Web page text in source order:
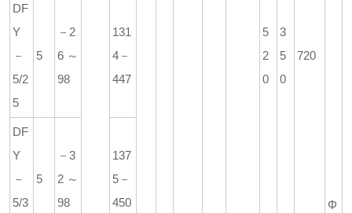
5
2
0
3
5
0
720
Φ
DF
Y
－
5/2
5
5
－2
6～
98
131
4－
447
DF
Y
－
5/3
5
－3
2～
98
137
5－
450